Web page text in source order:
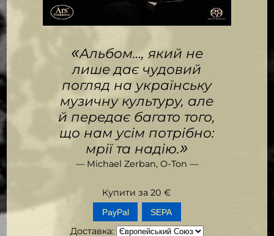
«Альбом…, який не
лише дає чудовий
погляд на українську
музичну культуру, але
й передає багато того,
що нам усім потрібно:
мрії та надію.»
— Michael Zerban, O-Ton —
Купити за 20 €
SEPA
Доставка: